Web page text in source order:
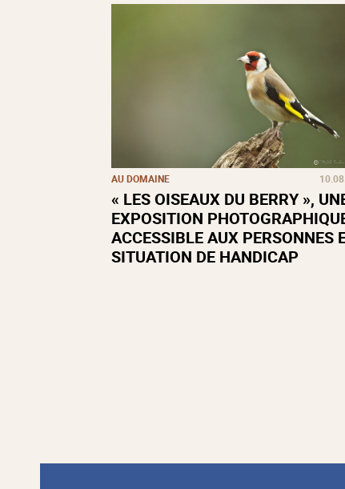
AU DOMAINE
« LES OISEAUX DU BERRY »,
EXPOSITION
ACCESSIBLE AUX PERSONNES
SITUATION DE HANDICAP